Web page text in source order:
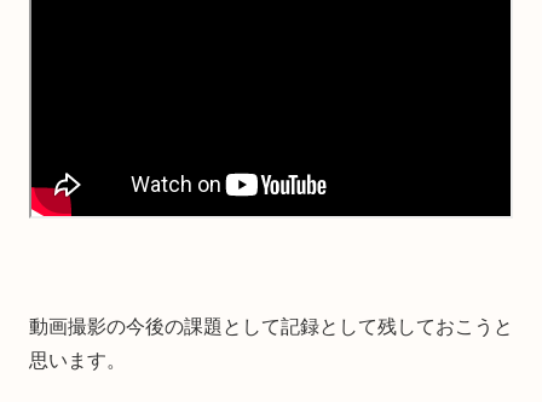
動画撮影の今後の課題として記録として残しておこうと
思います。